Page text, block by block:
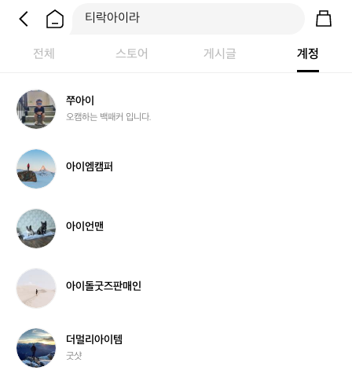
전체 스토어 게시글 계정
쭈
아
이
쭈아이
오캠하는 백패커 입니다.
아
이
엠
퍼
아이엠캠퍼
아
이
언
아이언맨
아
이
돌
즈
판
매
아이돌굿즈판매인
더
멀
리
더멀리아이템
굿샷